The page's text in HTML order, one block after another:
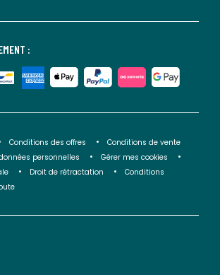
:
Conditions des offres
Conditions de vente
personnelles
Gérer mes cookies
Droit de rétractation
Conditions